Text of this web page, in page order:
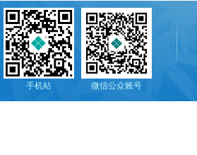
手机站 微信公众账号